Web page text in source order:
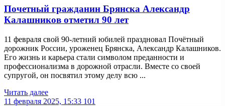
Почетный гражданин Брянска Александр
Калашников отметил 90 лет
11 февраля свой 90-летний юбилей праздновал Почётный
дорожник России, уроженец Брянска, Александр Калашников.
Его жизнь и карьера стали символом преданности и
профессионализма в дорожной отрасли. Вместе со своей
супругой, он посвятил этому делу всю ...
Читать далее
11 февраля 2025, 15:33 101